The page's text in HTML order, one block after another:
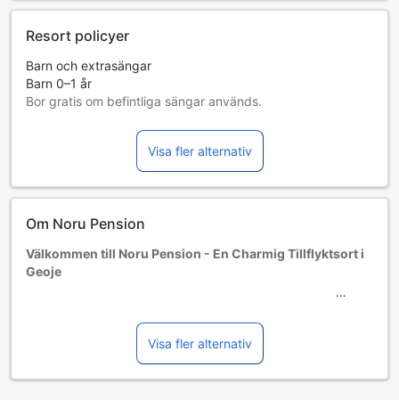
Resort policyer
Barn och extrasängar
Barn 0–1 år
Bor gratis om befintliga sängar används.
god kontrollera rummets beläggning för mer information.
Vid bokning av fler än 5 rum är det möjligt att andra regler
Visa fler alternativ
Om Noru Pension
Välkommen till Noru Pension - En Charmig Tillflyktsort i
Geoje
Noru Pension är en mysig och inbjudande 1,5-stjärnig
pension belägen i den pittoreska staden Geoje, Sydkorea.
Med ett strategiskt läge erbjuder detta hotell en perfekt
plats för både avkoppling och äventyr. Här kan du njuta av
Visa fler alternativ